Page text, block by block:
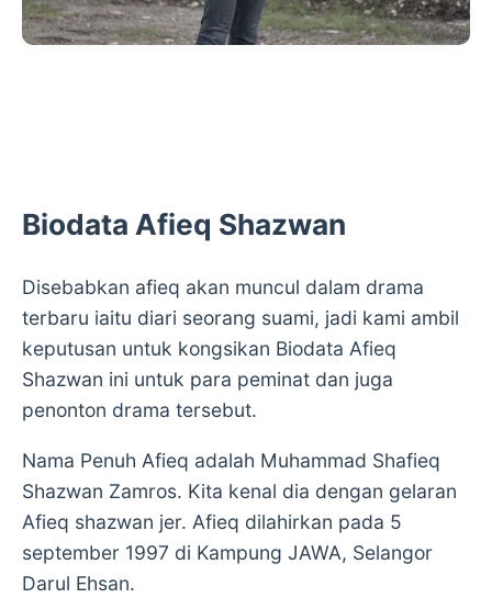
Biodata Afieq Shazwan
Disebabkan afieq akan muncul dalam drama
terbaru iaitu diari seorang suami, jadi kami ambil
keputusan untuk kongsikan Biodata Afieq
Shazwan ini untuk para peminat dan juga
penonton drama tersebut.
Nama Penuh Afieq adalah Muhammad Shafieq
Shazwan Zamros. Kita kenal dia dengan gelaran
Afieq shazwan jer. Afieq dilahirkan pada 5
september 1997 di Kampung JAWA, Selangor
Darul Ehsan.